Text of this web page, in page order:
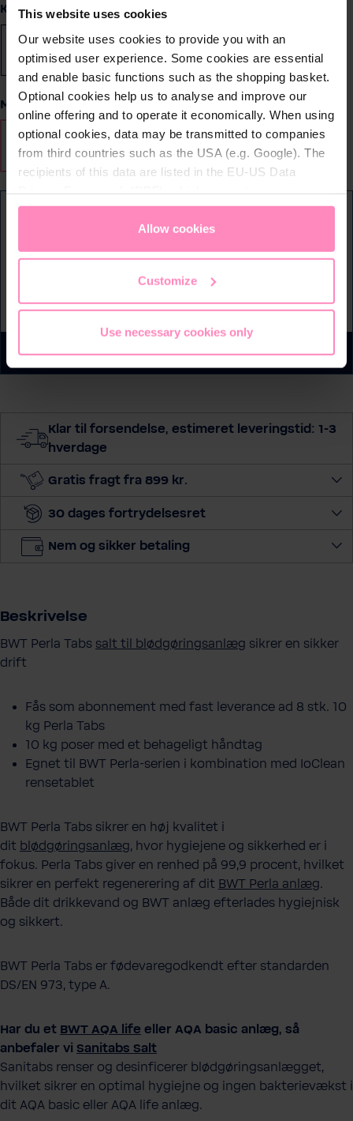
This website uses cookies
Our website uses cookies to provide you with an
optimised user experience. Some cookies are essential
and enable basic functions such as the shopping basket.
Optional cookies help us to analyse and improve our
online offering and to operate it economically. When using
optional cookies, data may be transmitted to companies
from third countries such as the USA (e.g. Google). The
recipients of this data are listed in the EU-US Data
appropriate level of data protection. You canaccept all
only allow necessary cookies
access and change your chosen setting at any time in
Allow cookies
Customize
Use necessary cookies only
Vælg
Køb enkeltvis eller spar tid og penge med abonnement
Køb som enkel styk Spar med abonnement
Vælg
Mængde
10 kg 25 kg (Denne mulighed er i øjeblikket ikke
1.025,00 DKK
Tilføj til indkøbskurv
Klar til forsendelse, estimeret leveringstid: 1-3
hverdage
Gratis fragt fra 899 kr.
30 dages fortrydelsesret
Nem og sikker betaling
Beskrivelse
BWT Perla Tabs salt til blødgøringsanlæg sikrer en sikker
drift
Fås som abonnement med fast leverance ad 8 stk. 10
kg Perla Tabs
10 kg poser med et behageligt håndtag
Egnet til BWT Perla-serien i kombination med IoClean
rensetablet
BWT Perla Tabs sikrer en høj kvalitet i
dit blødgøringsanlæg, hvor hygiejene og sikkerhed er i
fokus. Perla Tabs giver en renhed på 99,9 procent, hvilket
sikrer en perfekt regenerering af dit BWT Perla anlæg.
Både dit drikkevand og BWT anlæg efterlades hygiejnisk
og sikkert.
BWT Perla Tabs er fødevaregodkendt efter standarden
DS/EN 973, type A.
Har du et BWT AQA life eller AQA basic anlæg, så
anbefaler vi Sanitabs Salt
Sanitabs renser og desinficerer blødgøringsanlægget,
hvilket sikrer en optimal hygiejne og ingen bakterievækst i
dit AQA basic eller AQA life anlæg.